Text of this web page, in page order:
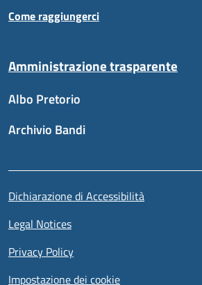
Come raggiungerci
Amministrazione trasparente
Albo Pretorio
Archivio Bandi
Sezione link utili
Dichiarazione di Accessibilità
Legal Notices
Privacy Policy
Impostazione dei cookie